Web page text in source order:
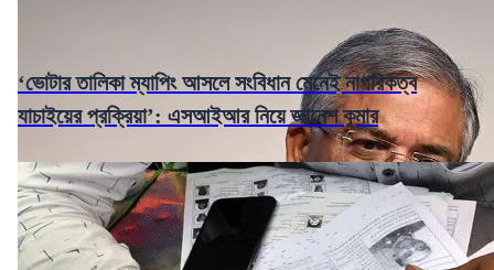
‘ভোটার তালিকা ম্যাপিং আসলে সংবিধান মেনেই নাগরিকত্ব
যাচাইয়ের প্রক্রিয়া’: এসআইআর নিয়ে জ্ঞানেশ কুমার